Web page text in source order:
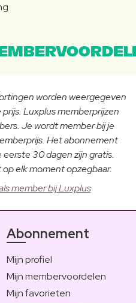
worden weergegeven
Luxplus memberprijzen
Je wordt member bij je
Het abonnement
30 dagen zijn gratis.
elk moment opzegbaar.
member bij Luxplus
Abonnement
Mijn profiel
Mijn membervoordelen
Mijn favorieten